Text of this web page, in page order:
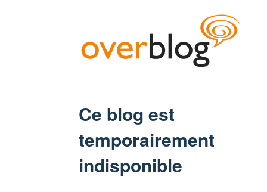
Ce blog est
temporairement
indisponible